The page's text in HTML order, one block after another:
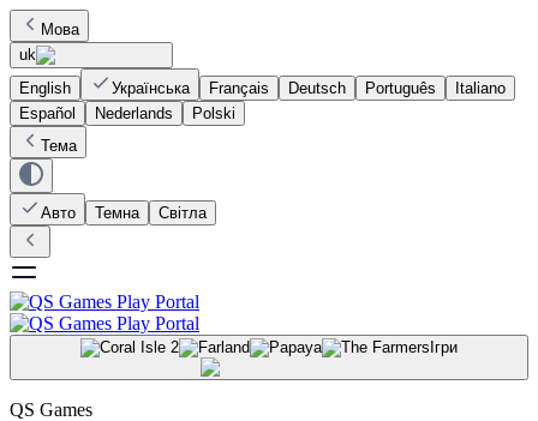
Мова
uk
English
Українська Français Deutsch Português
Italiano
Español
Nederlands
Polski
Тема
Авто Темна Світла
Ігри
QS Games